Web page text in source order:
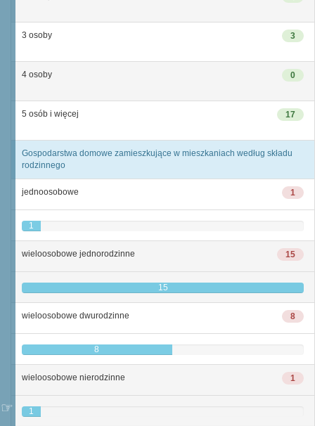
3
3 osoby
0
4 osoby
17
5 osób i więcej
Gospodarstwa domowe zamieszkujące w mieszkaniach według składu
rodzinnego
1
jednoosobowe
1
15
wieloosobowe jednorodzinne
15
8
wieloosobowe dwurodzinne
8
1
wieloosobowe nierodzinne
1